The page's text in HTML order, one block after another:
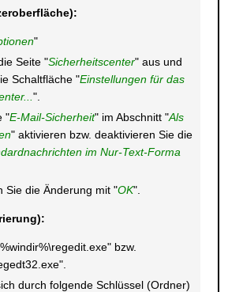
"
Seite "Sicherheitscenter" aus und
Schaltfläche "Einstellungen für das
".
"E-Mail-Sicherheit" im Abschnitt "Als
" aktivieren bzw. deaktivieren Sie die
im Nur-Text-Forma
Sie die Änderung mit "OK".
bzw.
durch folgende Schlüssel (Ordner)